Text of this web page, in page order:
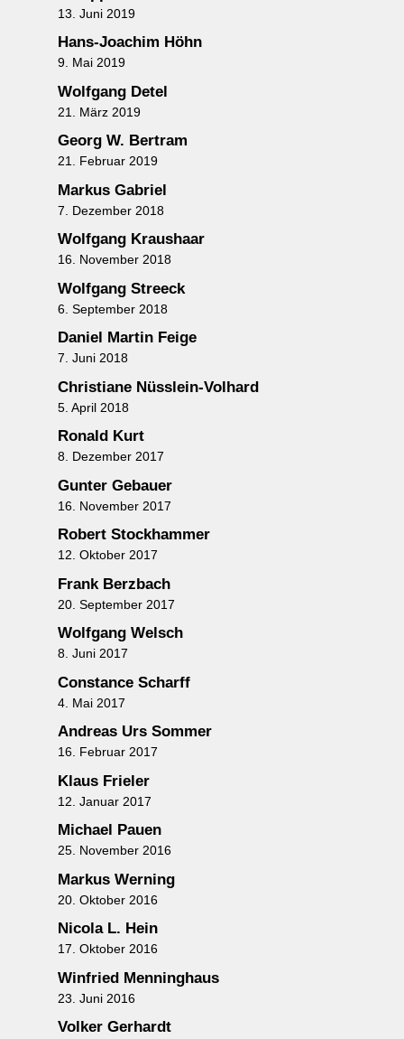
13. Juni 2019
Hans-Joachim Höhn
9. Mai 2019
Wolfgang Detel
21. März 2019
Georg W. Bertram
21. Februar 2019
Markus Gabriel
7. Dezember 2018
Wolfgang Kraushaar
16. November 2018
Wolfgang Streeck
6. September 2018
Daniel Martin Feige
7. Juni 2018
Christiane Nüsslein-Volhard
5. April 2018
Ronald Kurt
8. Dezember 2017
Gunter Gebauer
16. November 2017
Robert Stockhammer
12. Oktober 2017
Frank Berzbach
20. September 2017
Wolfgang Welsch
8. Juni 2017
Constance Scharff
4. Mai 2017
Andreas Urs Sommer
16. Februar 2017
Klaus Frieler
12. Januar 2017
Michael Pauen
25. November 2016
Markus Werning
20. Oktober 2016
Nicola L. Hein
17. Oktober 2016
Winfried Menninghaus
23. Juni 2016
Volker Gerhardt